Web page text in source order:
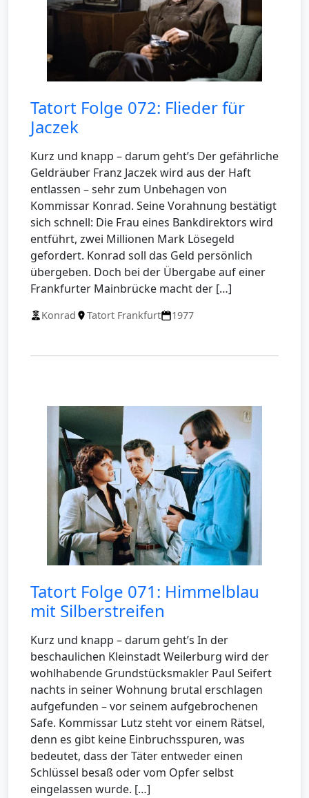
Tatort Folge 072: Flieder für
Jaczek
Kurz und knapp – darum geht’s Der gefährliche
Geldräuber Franz Jaczek wird aus der Haft
entlassen – sehr zum Unbehagen von
Kommissar Konrad. Seine Vorahnung bestätigt
sich schnell: Die Frau eines Bankdirektors wird
entführt, zwei Millionen Mark Lösegeld
gefordert. Konrad soll das Geld persönlich
übergeben. Doch bei der Übergabe auf einer
Frankfurter Mainbrücke macht der […]
Konrad Tatort Frankfurt 1977
Tatort Folge 071: Himmelblau
mit Silberstreifen
Kurz und knapp – darum geht’s In der
beschaulichen Kleinstadt Weilerburg wird der
wohlhabende Grundstücksmakler Paul Seifert
nachts in seiner Wohnung brutal erschlagen
aufgefunden – vor seinem aufgebrochenen
Safe. Kommissar Lutz steht vor einem Rätsel,
denn es gibt keine Einbruchsspuren, was
bedeutet, dass der Täter entweder einen
Schlüssel besaß oder vom Opfer selbst
eingelassen wurde. […]